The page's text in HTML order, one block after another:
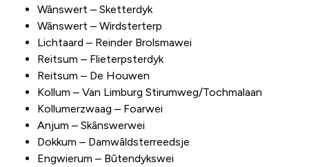
Wânswert – Sketterdyk
Wânswert – Wirdsterterp
Lichtaard – Reinder Brolsmawei
Reitsum – Flieterpsterdyk
Reitsum – De Houwen
Kollum – Van Limburg Stirumweg/Tochmalaan
Kollumerzwaag – Foarwei
Anjum – Skânswerwei
Dokkum – Damwâldsterreedsje
Engwierum – Bûtendykswei